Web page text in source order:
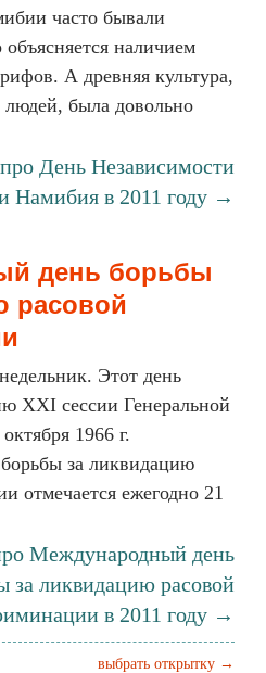
часто бывали
наличием
А древняя культура,
была довольно
День Независимости
Намибия в 2011 году →
день борьбы
расовой
Этот день
XXI сессии Генеральной
1966 г.
за ликвидацию
отмечается ежегодно 21
Международный день
за ликвидацию расовой
в 2011 году →
выбрать открытку →